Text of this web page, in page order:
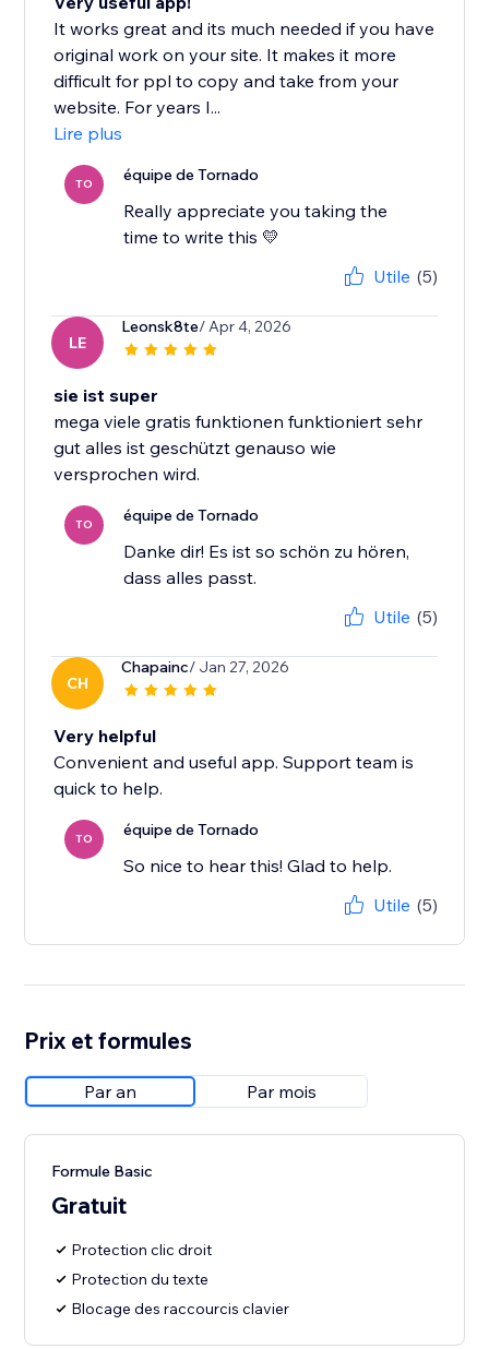
It works great and its much needed if you have
original work on your site. It makes it more
difficult for ppl to copy and take from your
website. For years I...
Lire plus
TO équipe de Tornado
Really appreciate you taking the
time to write this 💛
Utile (5)
LE
Leonsk8te/ Apr 4, 2026
sie ist super
mega viele gratis funktionen funktioniert sehr
gut alles ist geschützt genauso wie
versprochen wird.
TO équipe de Tornado
Danke dir! Es ist so schön zu hören,
dass alles passt.
Utile (5)
CH
Chapainc/ Jan 27, 2026
Very helpful
Convenient and useful app. Support team is
quick to help.
TO équipe de Tornado
So nice to hear this! Glad to help.
Utile (5)
Prix et formules
Par an Par mois
Formule Basic
Gratuit
Protection clic droit
Protection du texte
Blocage des raccourcis clavier